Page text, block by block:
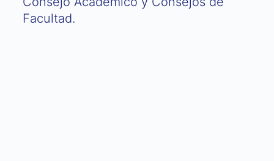
Facultad.